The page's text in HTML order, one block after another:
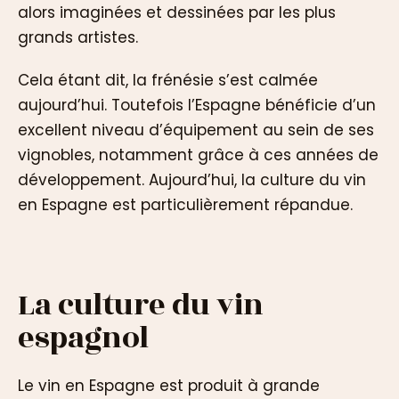
alors imaginées et dessinées par les plus
grands artistes.
Cela étant dit, la frénésie s’est calmée
aujourd’hui. Toutefois l’Espagne bénéficie d’un
excellent niveau d’équipement au sein de ses
vignobles, notamment grâce à ces années de
développement. Aujourd’hui, la culture du vin
en Espagne est particulièrement répandue.
La culture du vin
espagnol
Le vin en Espagne est produit à grande